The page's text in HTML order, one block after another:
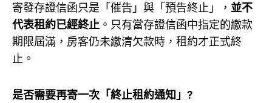
寄發存證信函只是「催告」與「預告終止」， 並不
代表租約已經終止 。只有當存證信函中指定的繳款
期限屆滿，房客仍未繳清欠款時，租約才正式終
止。
是否需要再寄一次「終止租約通知」?